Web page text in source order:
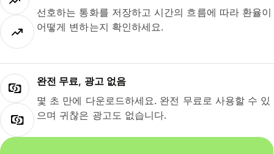
선호하는 통화를 저장하고 시간의 흐름에 따라 환율이
어떻게 변하는지 확인하세요.
완전 무료, 광고 없음
몇 초 만에 다운로드하세요. 완전 무료로 사용할 수 있
으며 귀찮은 광고도 없습니다.